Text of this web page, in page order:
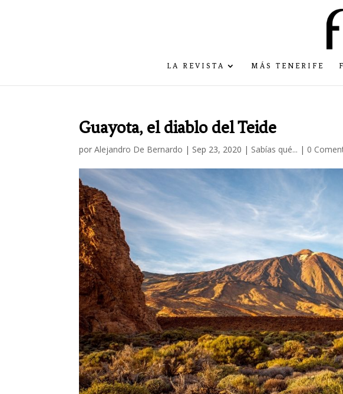
LA REVISTA MÁS TENERIFE
Guayota, el diablo del Teide
porAlejandro De Bernardo | Sep 23, 2020 | Sabías qué... | 0